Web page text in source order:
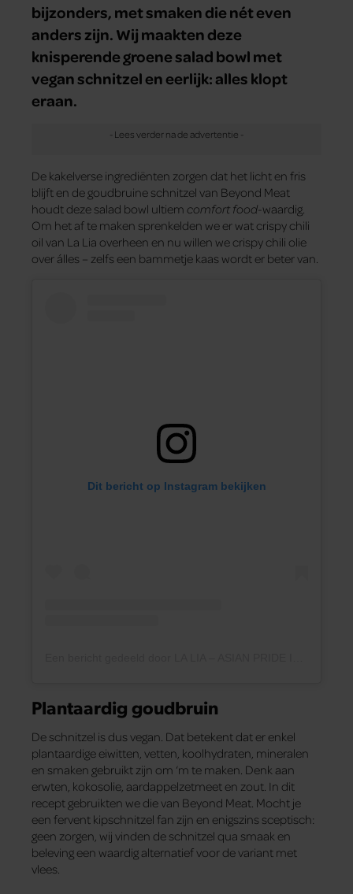
bijzonders, met smaken die nét even
anders zijn. Wij maakten deze
knisperende groene salad bowl met
vegan schnitzel en eerlijk: alles klopt
eraan.
De kakelverse ingrediënten zorgen dat het licht en fris
blijft en de goudbruine schnitzel van Beyond Meat
houdt deze salad bowl ultiem comfort food-waardig.
Om het af te maken sprenkelden we er wat crispy chili
oil van La Lia overheen en nu willen we crispy chili olie
over álles – zelfs een bammetje kaas wordt er beter van.
Dit bericht op Instagram bekijken
Plantaardig goudbruin
De schnitzel is dus vegan. Dat betekent dat er enkel
plantaardige eiwitten, vetten, koolhydraten, mineralen
en smaken gebruikt zijn om ‘m te maken. Denk aan
erwten, kokosolie, aardappelzetmeet en zout. In dit
recept gebruikten we die van Beyond Meat. Mocht je
een fervent kipschnitzel fan zijn en enigszins sceptisch:
geen zorgen, wij vinden de schnitzel qua smaak en
beleving een waardig alternatief voor de variant met
vlees.